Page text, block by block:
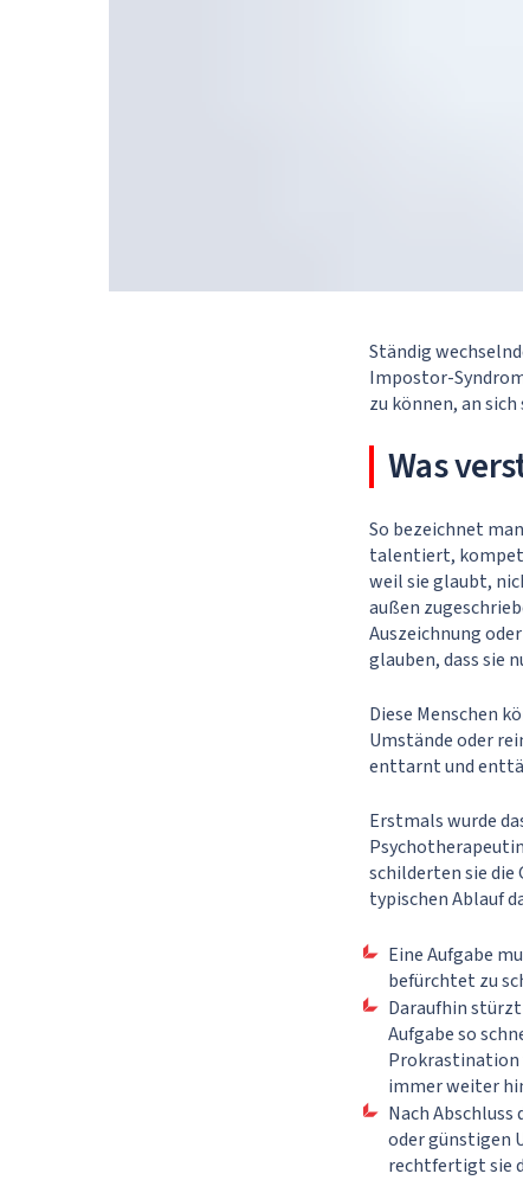
Ständig
Impostor-
zu können, an
Was
So bezeichnet
talentiert,
weil sie glaubt,
außen
Auszeichnung
glauben, dass sie
Diese Menschen
Umstände oder
enttarnt und
Erstmals wurde
schilderten sie die
typischen Ablauf
Eine Aufgabe
befürchtet zu
Daraufhin
Aufgabe so
Prokrastination
immer weiter
Nach
oder günstigen
rechtfertigt sie